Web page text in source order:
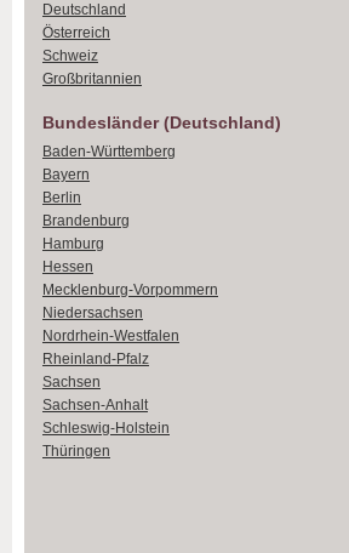
Deutschland
Österreich
Schweiz
Großbritannien
Bundesländer (Deutschland)
Baden-Württemberg
Bayern
Berlin
Brandenburg
Hamburg
Hessen
Mecklenburg-Vorpommern
Niedersachsen
Nordrhein-Westfalen
Rheinland-Pfalz
Sachsen
Sachsen-Anhalt
Schleswig-Holstein
Thüringen